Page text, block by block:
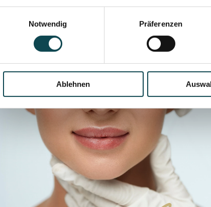
Notwendig
Präferenzen
Ablehnen